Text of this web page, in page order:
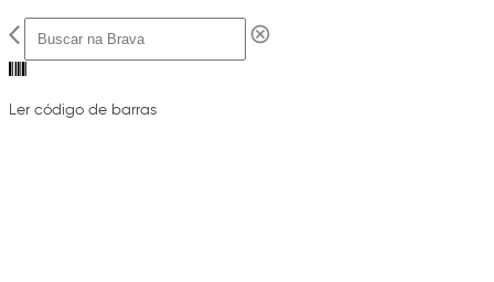
Ler código de barras